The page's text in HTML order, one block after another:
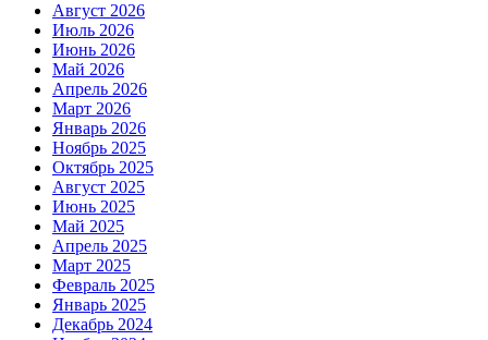
Август 2026
Июль 2026
Июнь 2026
Май 2026
Апрель 2026
Март 2026
Январь 2026
Ноябрь 2025
Октябрь 2025
Август 2025
Июнь 2025
Май 2025
Апрель 2025
Март 2025
Февраль 2025
Январь 2025
Декабрь 2024